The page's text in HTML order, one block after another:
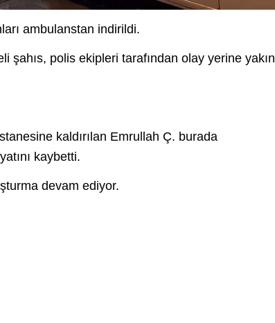
ambulanstan indirildi.
şahıs, polis ekipleri tarafından olay yerine yakın
kaldırılan Emrullah Ç. burada
kaybetti.
devam ediyor.